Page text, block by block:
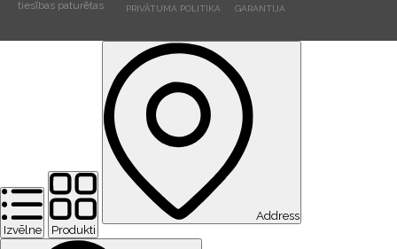
tiesības paturētas
PRIVĀTUMA POLITIKA
GARANTIJA
Izvēlne Produkti
Address